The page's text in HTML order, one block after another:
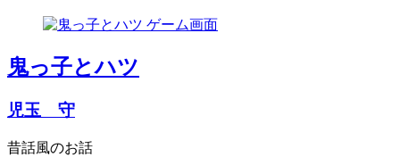
鬼っ子とハツ
児玉 守
昔話風のお話